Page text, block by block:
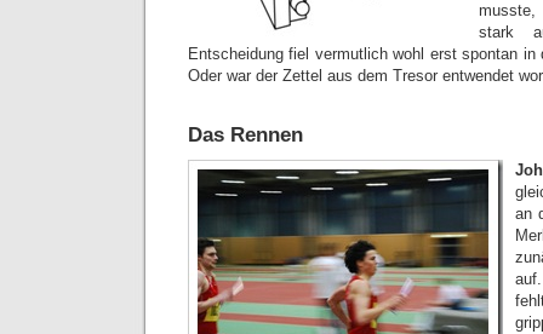
stark
Entscheidung fiel vermutlich wohl erst spontan in
Oder war der Zettel aus dem Tresor entwendet
Das Rennen
an